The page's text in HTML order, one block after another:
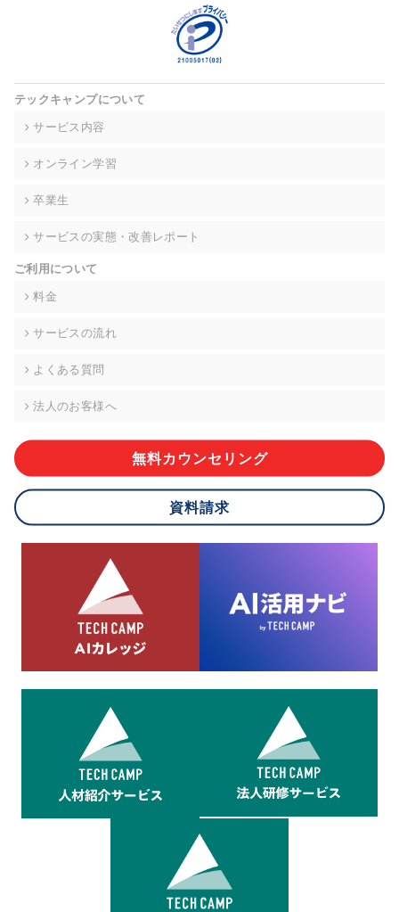
者等に提供することがあります。
当社は事業運営上、前項利用目的の範囲に限って個人情報を外
高い委託先を選定し、個人情報の適正管理・機密保持について
個人情報の開示等(利用目的の通知、開示、内容の訂正・追加・
て、下記の当社問合わせ窓口に申し出ることができます。その
的な期間内に対応いたします。ただし、申請が本人確認が不可
により、ご希望に添えない場合があります。 なお、アクセスロ
グなどの個人情報以外の情報については、原則として開示等は
株式会社div 個人情報問合せ窓口
メールアドレス:privacy_policy@di-v.co.jp
ご本人様が当社に個人情報を提供されるかどうかは任意による
応ができない場合があります。
8.cookieにより取得・分析した情報とその利用について
当社は第三者が運営するデータ・マネジメント・プラットフォ
ームからcookieにより収集されたウェブの閲覧機歴及びその分
析結果を取得し、これをお客様の個人データと結びつけた上
で、広告配信等の目的で利用いたします。
テックキャンプについて
サービス内容
オンライン学習
卒業生
サービスの実態・改善レポート
ご利用について
料金
サービスの流れ
よくある質問
法人のお客様へ
無料カウンセリング
資料請求